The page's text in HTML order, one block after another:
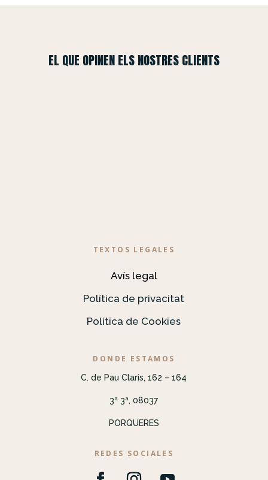
EL QUE OPINEN ELS NOSTRES CLIENTS
TEXTOS LEGALES
Avís legal
Política de privacitat
Política de Cookies
DONDE ESTAMOS
C. de Pau Claris, 162 – 164
3ª 3ª, 08037
PORQUERES
REDES SOCIALES